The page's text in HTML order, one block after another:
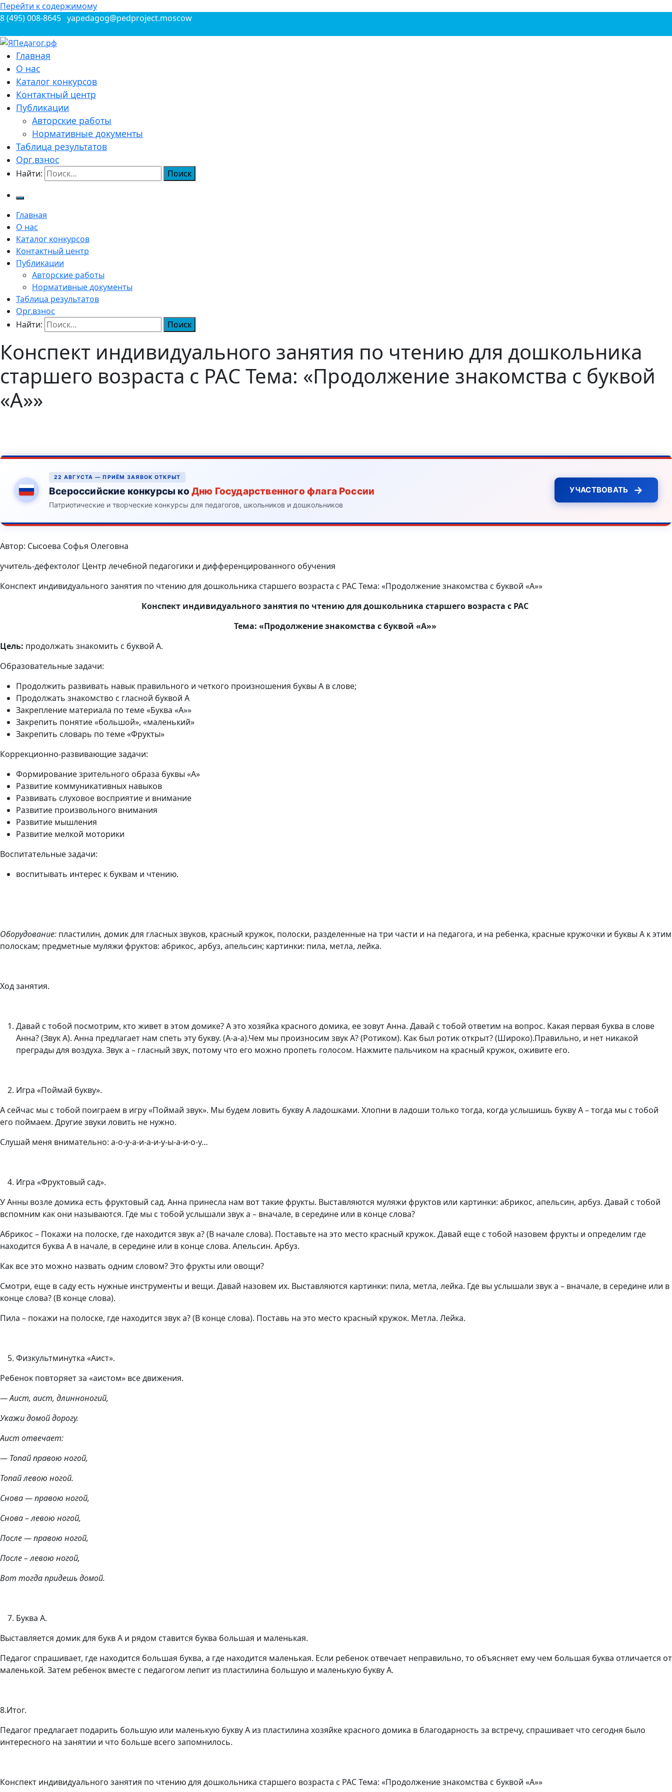
Перейти к содержимому
8 (495) 008-8645 yapedagog@pedproject.moscow
ЯПедагог.рф
Всероссийские конкурсы для педагогов
Главная
О нас
Каталог конкурсов
Контактный центр
Публикации
Авторские работы
Нормативные документы
Таблица результатов
Орг.взнос
Найти:
Главная
О нас
Каталог конкурсов
Контактный центр
Публикации
Авторские работы
Нормативные документы
Таблица результатов
Орг.взнос
Найти:
Конспект индивидуального занятия по чтению для дошкольника
старшего возраста с РАС Тема: «Продолжение знакомства с буквой
«А»»
22 АВГУСТА — ПРИЁМ ЗАЯВОК ОТКРЫТ
Всероссийские конкурсы ко Дню Государственного флага России
Патриотические и творческие конкурсы для педагогов, школьников и дошкольников
УЧАСТВОВАТЬ →
Автор: Сысоева Софья Олеговна
учитель-дефектолог Центр лечебной педагогики и дифференцированного обучения
Конспект индивидуального занятия по чтению для дошкольника старшего возраста с РАС Тема: «Продолжение знакомства с буквой «А»»
Конспект индивидуального занятия по чтению для дошкольника старшего возраста с РАС
Тема: «Продолжение знакомства с буквой «А»»
Цель: продолжать знакомить с буквой А.
Образовательные задачи:
Продолжить развивать навык правильного и четкого произношения буквы А в слове;
Продолжать знакомство с гласной буквой А
Закрепление материала по теме «Буква «А»»
Закрепить понятие «большой», «маленький»
Закрепить словарь по теме «Фрукты»
Коррекционно-развивающие задачи:
Формирование зрительного образа буквы «А»
Развитие коммуникативных навыков
Развивать слуховое восприятие и внимание
Развитие произвольного внимания
Развитие мышления
Развитие мелкой моторики
Воспитательные задачи:
воспитывать интерес к буквам и чтению.
Оборудование: пластилин, домик для гласных звуков, красный кружок, полоски, разделенные на три части и на педагога, и на ребенка, красные кружочки и буквы А к этим
полоскам; предметные муляжи фруктов: абрикос, арбуз, апельсин; картинки: пила, метла, лейка.
Ход занятия.
Давай с тобой посмотрим, кто живет в этом домике? А это хозяйка красного домика, ее зовут Анна. Давай с тобой ответим на вопрос. Какая первая буква в слове
Анна? (Звук А). Анна предлагает нам спеть эту букву. (А-а-а).Чем мы произносим звук А? (Ротиком). Как был ротик открыт? (Широко).Правильно, и нет никакой
преграды для воздуха. Звук а – гласный звук, потому что его можно пропеть голосом. Нажмите пальчиком на красный кружок, оживите его.
Игра «Поймай букву».
А сейчас мы с тобой поиграем в игру «Поймай звук». Мы будем ловить букву А ладошками. Хлопни в ладоши только тогда, когда услышишь букву А – тогда мы с тобой
его поймаем. Другие звуки ловить не нужно.
Слушай меня внимательно: а-о-у-а-и-а-и-у-ы-а-и-о-у…
Игра «Фруктовый сад».
У Анны возле домика есть фруктовый сад. Анна принесла нам вот такие фрукты. Выставляются муляжи фруктов или картинки: абрикос, апельсин, арбуз. Давай с тобой
вспомним как они называются. Где мы с тобой услышали звук а – вначале, в середине или в конце слова?
Абрикос – Покажи на полоске, где находится звук а? (В начале слова). Поставьте на это место красный кружок. Давай еще с тобой назовем фрукты и определим где
находится буква А в начале, в середине или в конце слова. Апельсин. Арбуз.
Как все это можно назвать одним словом? Это фрукты или овощи?
Смотри, еще в саду есть нужные инструменты и вещи. Давай назовем их. Выставляются картинки: пила, метла, лейка. Где вы услышали звук а – вначале, в середине или в
конце слова? (В конце слова).
Пила – покажи на полоске, где находится звук а? (В конце слова). Поставь на это место красный кружок. Метла. Лейка.
Физкультминутка «Аист».
Ребенок повторяет за «аистом» все движения.
— Аист, аист, длинноногий,
Укажи домой дорогу.
Аист отвечает:
— Топай правою ногой,
Топай левою ногой.
Снова — правою ногой,
Снова – левою ногой,
После — правою ногой,
После – левою ногой,
Вот тогда придешь домой.
Буква А.
Выставляется домик для букв А и рядом ставится буква большая и маленькая.
Педагог спрашивает, где находится большая буква, а где находится маленькая. Если ребенок отвечает неправильно, то объясняет ему чем большая буква отличается от
маленькой. Затем ребенок вместе с педагогом лепит из пластилина большую и маленькую букву А.
8.Итог.
Педагог предлагает подарить большую или маленькую букву А из пластилина хозяйке красного домика в благодарность за встречу, спрашивает что сегодня было
интересного на занятии и что больше всего запомнилось.
Конспект индивидуального занятия по чтению для дошкольника старшего возраста с РАС Тема: «Продолжение знакомства с буквой «А»»